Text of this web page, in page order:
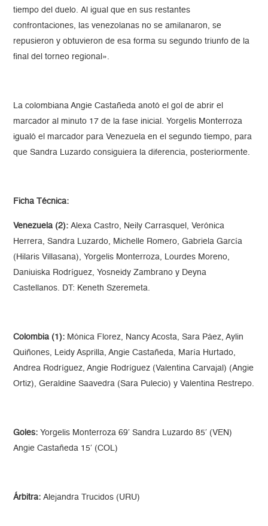
tiempo del duelo. Al igual que en sus restantes
confrontaciones, las venezolanas no se amilanaron, se
repusieron y obtuvieron de esa forma su segundo triunfo de la
final del torneo regional».
La colombiana Angie Castañeda anotó el gol de abrir el
marcador al minuto 17 de la fase inicial. Yorgelis Monterroza
igualó el marcador para Venezuela en el segundo tiempo, para
que Sandra Luzardo consiguiera la diferencia, posteriormente.
Ficha Técnica:
Venezuela (2): Alexa Castro, Neily Carrasquel, Verónica
Herrera, Sandra Luzardo, Michelle Romero, Gabriela García
(Hilaris Villasana), Yorgelis Monterroza, Lourdes Moreno,
Daniuiska Rodríguez, Yosneidy Zambrano y Deyna
Castellanos. DT: Keneth Szeremeta.
Colombia (1): Mónica Florez, Nancy Acosta, Sara Páez, Aylin
Quiñones, Leidy Asprilla, Angie Castañeda, María Hurtado,
Andrea Rodríguez, Angie Rodríguez (Valentina Carvajal) (Angie
Ortiz), Geraldine Saavedra (Sara Pulecio) y Valentina Restrepo.
Goles: Yorgelis Monterroza 69′ Sandra Luzardo 85′ (VEN)
Angie Castañeda 15′ (COL)
Árbitra: Alejandra Trucidos (URU)